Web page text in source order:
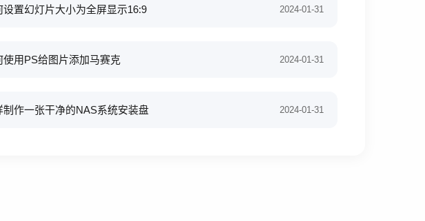
设置幻灯片大小为全屏显示16:9 2024-01-31
使用PS给图片添加马赛克 2024-01-31
制作一张干净的NAS系统安装盘 2024-01-31